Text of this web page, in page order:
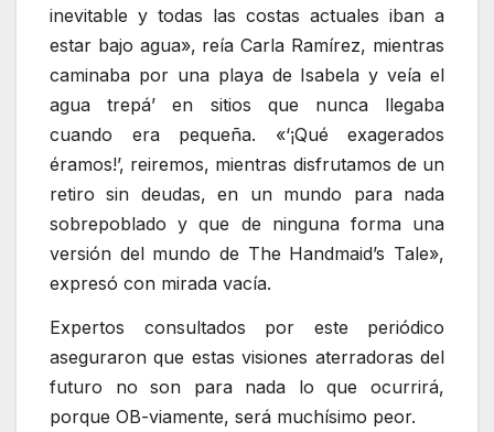
inevitable y todas las costas actuales iban a
estar bajo agua», reía Carla Ramírez, mientras
caminaba por una playa de Isabela y veía el
agua trepá’ en sitios que nunca llegaba
cuando era pequeña. «‘¡Qué exagerados
éramos!’, reiremos, mientras disfrutamos de un
retiro sin deudas, en un mundo para nada
sobrepoblado y que de ninguna forma una
versión del mundo de The Handmaid’s Tale»,
expresó con mirada vacía.
Expertos consultados por este periódico
aseguraron que estas visiones aterradoras del
futuro no son para nada lo que ocurrirá,
porque OB-viamente, será muchísimo peor.